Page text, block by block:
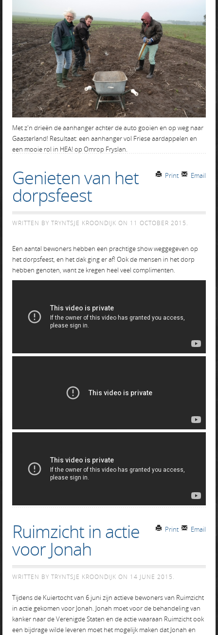
Met z'n drieën de aanhanger achter de auto gooien en op weg naar
Gaasterland! Resultaat: een aanhanger vol Friese aardappelen en
een mooie rol in HEA! op Omrop Fryslan.
Email
Print
Genieten van het
dorpsfeest
WRITTEN BY TRYNTSJE KROONDIJK ON 11 OCTOBER 2015.
Een aantal bewoners hebben een prachtige show weggegeven op
het dorpsfeest, en het dak ging er af! Ook de mensen in het dorp
hebben genoten, want ze kregen heel veel complimenten.
Email
Print
Ruimzicht in actie
voor Jonah
WRITTEN BY TRYNTSJE KROONDIJK ON 14 JUNE 2015.
Tijdens de Kuiertocht van 6 juni zijn actieve bewoners van Ruimzicht
in actie gekomen voor Jonah. Jonah moet voor de behandeling van
kanker naar de Verenigde Staten en de actie waaraan Ruimzicht ook
een bijdrage wilde leveren moet het mogelijk maken dat Jonah en